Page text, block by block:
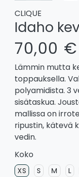
CLIQUE
Idaho
70,00 €
Lämmin mutta
toppauksella.
polyamidista. 3
sisätaskua.
mallissa on
ripustin, kätevä
vedin.
Koko
XS S M L